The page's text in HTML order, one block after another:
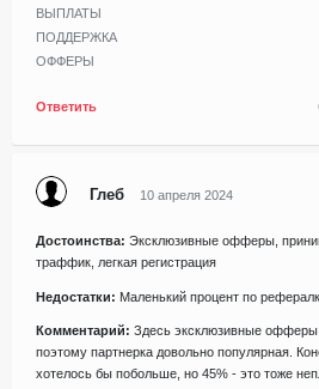
ВЫПЛАТЫ
ПОДДЕРЖКА
ОФФЕРЫ
Ответить
Глеб 10 апреля 2024
Достоинства: Эксклюзивные офферы,
траффик, легкая регистрация
Недостатки: Маленький процент по
Комментарий: Здесь эксклюзивные
поэтому партнерка довольно популярная.
хотелось бы побольше, но 45% - это тоже